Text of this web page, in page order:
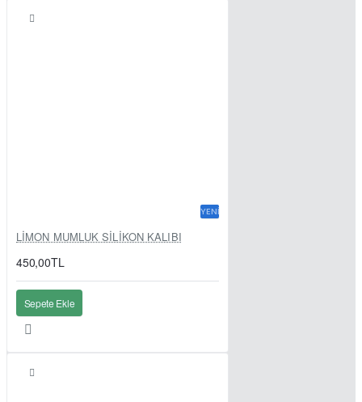
YENI
LİMON MUMLUK SİLİKON KALIBI
450,00TL
Sepete Ekle